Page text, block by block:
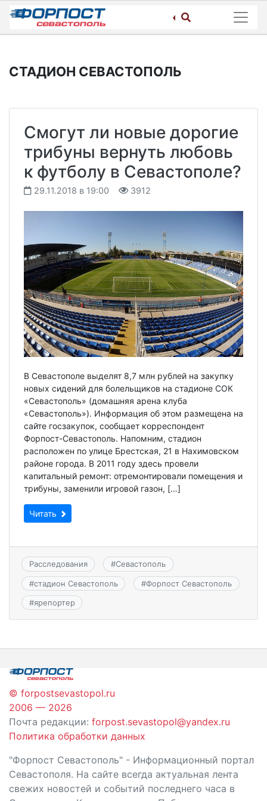
Skip
content
СТАДИОН СЕВАСТОПОЛЬ
Смогут ли новые дорогие
трибуны вернуть любовь
к футболу в Севастополе?
29.11.2018 в 19:00 3912
В Севастополе выделят 8,7 млн рублей на закупку
новых сидений для болельщиков на стадионе СОК
«Севастополь» (домашняя арена клуба
«Севастополь»). Информация об этом размещена на
сайте госзакупок, сообщает корреспондент
Форпост-Севастополь. Напомним, стадион
расположен по улице Брестская, 21 в Нахимовском
районе города. В 2011 году здесь провели
капитальный ремонт: отремонтировали помещения и
трибуны, заменили игровой газон, […]
Читать
Расследования #Севастополь
#стадион Севастополь #Форпост Севастополь
#ярепортер
© forpostsevastopol.ru
2006 — 2026
Почта редакции: forpost.sevastopol@yandex.ru
Политика обработки данных
"Форпост Севастополь" - Информационный портал
Севастополя. На сайте всегда актуальная лента
свежих новостей и событий последнего часа в